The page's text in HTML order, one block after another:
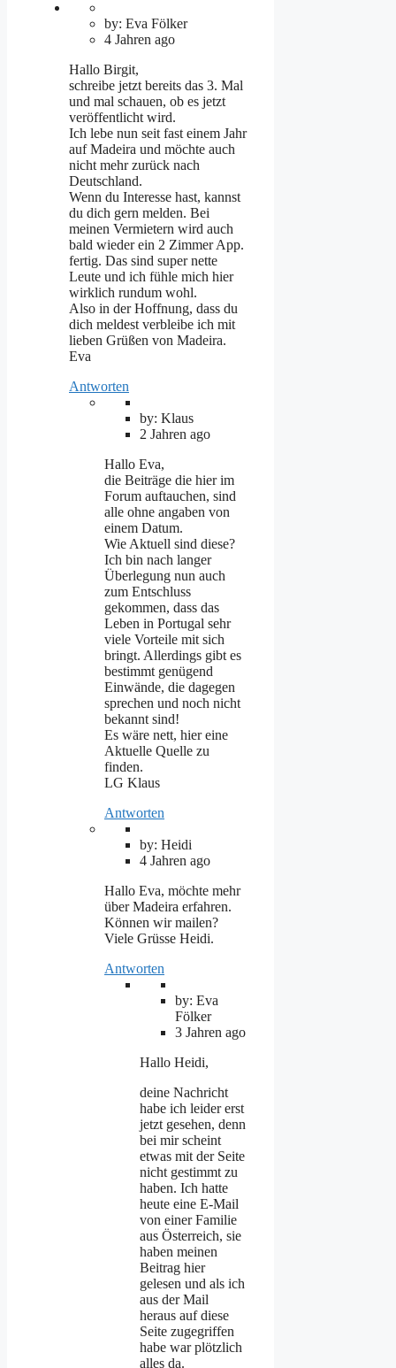
by: Eva Fölker
4 Jahren ago
Hallo Birgit,
schreibe jetzt bereits das 3. Mal
und mal schauen, ob es jetzt
veröffentlicht wird.
Ich lebe nun seit fast einem Jahr
auf Madeira und möchte auch
nicht mehr zurück nach
Deutschland.
Wenn du Interesse hast, kannst
du dich gern melden. Bei
meinen Vermietern wird auch
bald wieder ein 2 Zimmer App.
fertig. Das sind super nette
Leute und ich fühle mich hier
wirklich rundum wohl.
Also in der Hoffnung, dass du
dich meldest verbleibe ich mit
lieben Grüßen von Madeira.
Eva
Antworten
by: Klaus
2 Jahren ago
Hallo Eva,
die Beiträge die hier im
Forum auftauchen, sind
alle ohne angaben von
einem Datum.
Wie Aktuell sind diese?
Ich bin nach langer
Überlegung nun auch
zum Entschluss
gekommen, dass das
Leben in Portugal sehr
viele Vorteile mit sich
bringt. Allerdings gibt es
bestimmt genügend
Einwände, die dagegen
sprechen und noch nicht
bekannt sind!
Es wäre nett, hier eine
Aktuelle Quelle zu
finden.
LG Klaus
Antworten
by: Heidi
4 Jahren ago
Hallo Eva, möchte mehr
über Madeira erfahren.
Können wir mailen?
Viele Grüsse Heidi.
Antworten
by: Eva
Fölker
3 Jahren ago
Hallo Heidi,
deine Nachricht
habe ich leider erst
jetzt gesehen, denn
bei mir scheint
etwas mit der Seite
nicht gestimmt zu
haben. Ich hatte
heute eine E-Mail
von einer Familie
aus Österreich, sie
haben meinen
Beitrag hier
gelesen und als ich
aus der Mail
heraus auf diese
Seite zugegriffen
habe war plötzlich
alles da.